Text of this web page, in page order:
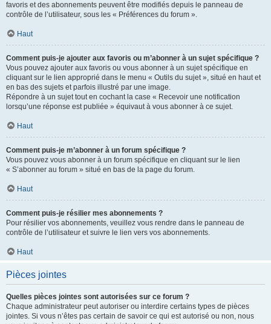
favoris et des abonnements peuvent être modifiés depuis le panneau de
contrôle de l’utilisateur, sous les « Préférences du forum ».
Haut
Comment puis-je ajouter aux favoris ou m’abonner à un sujet spécifique ?
Vous pouvez ajouter aux favoris ou vous abonner à un sujet spécifique en
cliquant sur le lien approprié dans le menu « Outils du sujet », situé en haut et
en bas des sujets et parfois illustré par une image.
Répondre à un sujet tout en cochant la case « Recevoir une notification
lorsqu’une réponse est publiée » équivaut à vous abonner à ce sujet.
Haut
Comment puis-je m’abonner à un forum spécifique ?
Vous pouvez vous abonner à un forum spécifique en cliquant sur le lien
« S’abonner au forum » situé en bas de la page du forum.
Haut
Comment puis-je résilier mes abonnements ?
Pour résilier vos abonnements, veuillez vous rendre dans le panneau de
contrôle de l’utilisateur et suivre le lien vers vos abonnements.
Haut
Pièces jointes
Quelles pièces jointes sont autorisées sur ce forum ?
Chaque administrateur peut autoriser ou interdire certains types de pièces
jointes. Si vous n’êtes pas certain de savoir ce qui est autorisé ou non, nous